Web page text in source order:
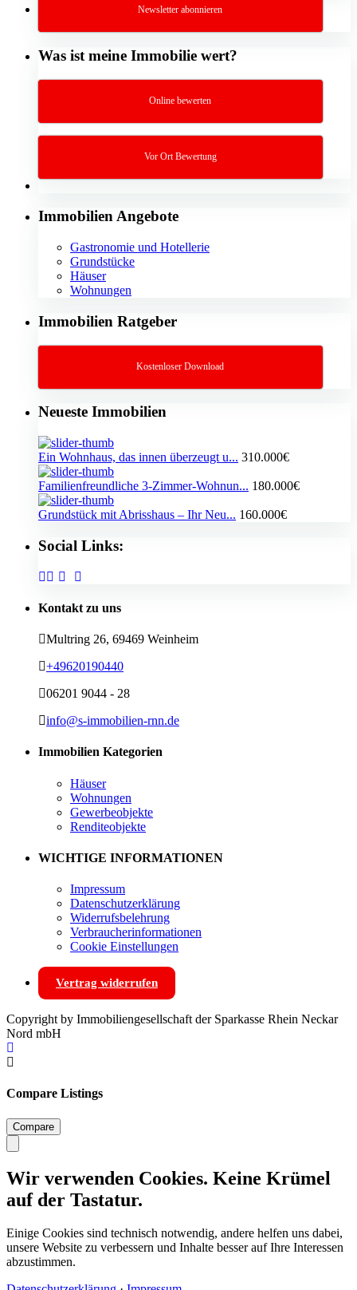
Newsletter abonnieren
Was ist meine Immobilie wert?
Online bewerten
Vor Ort Bewertung
Immobilien Angebote
Gastronomie und Hotellerie
Grundstücke
Häuser
Wohnungen
Immobilien Ratgeber
Kostenloser Download
Neueste Immobilien
Ein Wohnhaus, das innen überzeugt u... 310.000€
Familienfreundliche 3-Zimmer-Wohnun... 180.000€
Grundstück mit Abrisshaus – Ihr Neu... 160.000€
Social Links:
Kontakt zu uns
Multring 26, 69469 Weinheim
+49620190440
06201 9044 - 28
info@s-immobilien-rnn.de
Immobilien Kategorien
Häuser
Wohnungen
Gewerbeobjekte
Renditeobjekte
WICHTIGE INFORMATIONEN
Impressum
Datenschutzerklärung
Widerrufsbelehrung
Verbraucherinformationen
Cookie Einstellungen
Vertrag widerrufen
Copyright by Immobiliengesellschaft der Sparkasse Rhein Neckar
Nord mbH
Compare Listings
Compare
Wir verwenden Cookies. Keine Krümel
auf der Tastatur.
Einige Cookies sind technisch notwendig, andere helfen uns dabei,
unsere Website zu verbessern und Inhalte besser auf Ihre Interessen
abzustimmen.